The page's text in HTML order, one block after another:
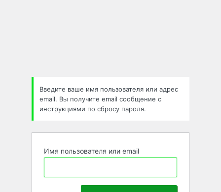
Введите ваше имя пользователя или адрес
email. Вы получите email сообщение с
инструкциями по сбросу пароля.
Имя пользователя или email